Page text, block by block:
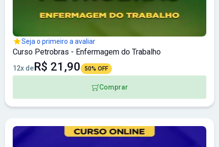
Seja o primeiro a avaliar
Curso Petrobras - Enfermagem do Trabalho
12x deR$ 21,90 50% OFF
Comprar